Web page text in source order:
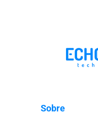
Sobre